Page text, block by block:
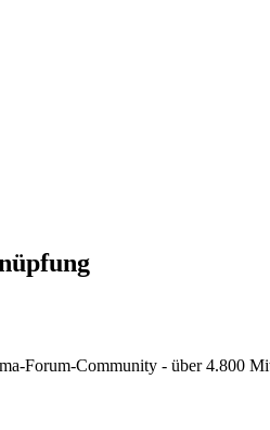
Forum-Community - über 4.800